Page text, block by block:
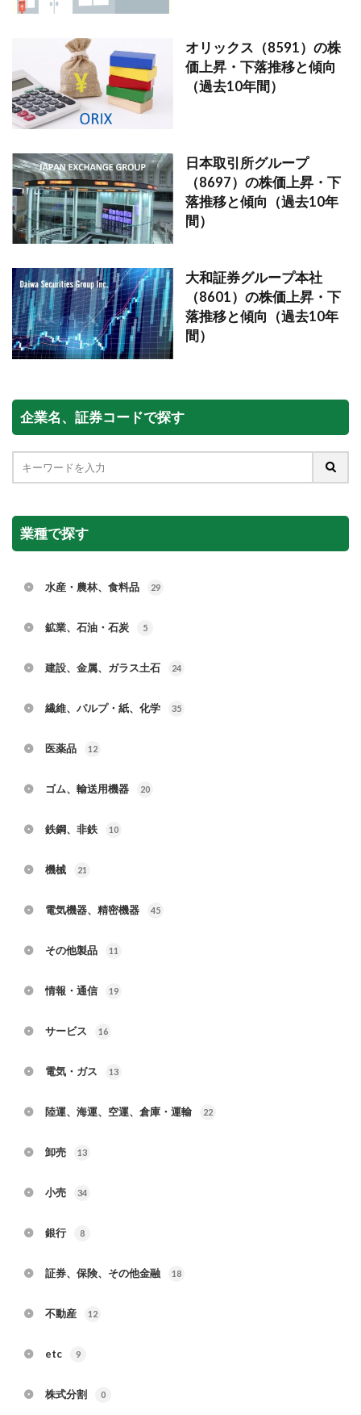
オリックス（8591）の株
価上昇・下落推移と傾向
（過去10年間）
日本取引所グループ
（8697）の株価上昇・下
落推移と傾向（過去10年
間）
大和証券グループ本社
（8601）の株価上昇・下
落推移と傾向（過去10年
間）
企業名、証券コードで探す
業種で探す
水産・農林、食料品 29
鉱業、石油・石炭 5
建設、金属、ガラス土石 24
繊維、パルプ・紙、化学 35
医薬品 12
ゴム、輸送用機器 20
鉄鋼、非鉄 10
機械 21
電気機器、精密機器 45
その他製品 11
情報・通信 19
サービス 16
電気・ガス 13
陸運、海運、空運、倉庫・運輸 22
卸売 13
小売 34
銀行 8
証券、保険、その他金融 18
不動産 12
etc 9
株式分割 0